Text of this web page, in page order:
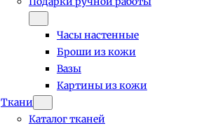
Часы настенные
Броши из кожи
Вазы
Картины из кожи
Ткани
Каталог тканей